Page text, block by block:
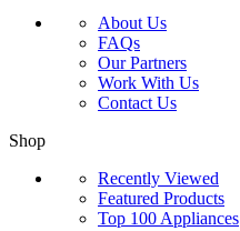
About Us
FAQs
Our Partners
Work With Us
Contact Us
Shop
Recently Viewed
Featured Products
Top 100 Appliances